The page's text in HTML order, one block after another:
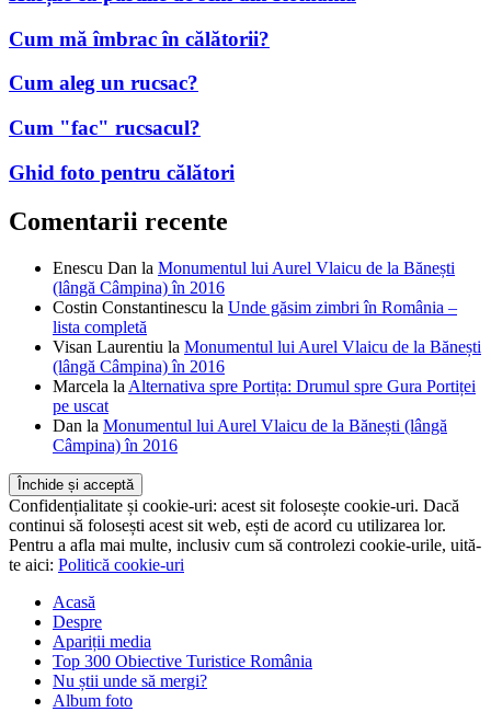
Comentarii recente
Enescu Danla
Monumentul lui Aurel Vlaicu de la Bănești
(lângă Câmpina) în 2016
lista completă
(lângă Câmpina) în 2016
MarcelalaAlternativa spre Portița: Drumul spre Gura Portiței
pe uscat
Dan laMonumentul lui Aurel Vlaicu de la Bănești (lângă
Câmpina) în 2016
Confidențialitate și cookie-uri: acest sit folosește cookie-uri. Dacă
continui să folosești acest sit web, ești de acord cu utilizarea lor.
Pentru a afla mai multe, inclusiv cum să controlezi cookie-urile, uită-
Politică cookie-uri
Acasă
Despre
Apariții media
Top 300 Obiective Turistice România
Nu știi unde să mergi?
Album foto
Blogroll
Echipa
Susține
Contact